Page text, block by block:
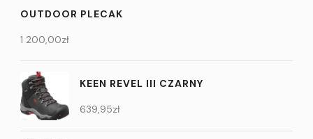
OUTDOOR PLECAK
1 200,00zł
KEEN REVEL III CZARNY
639,95zł